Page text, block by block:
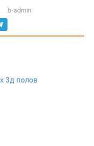
b-admin
3д полов